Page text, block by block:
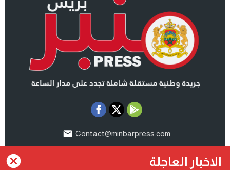
Contact@minbarpress.com
منبربريس - Minbarpress - جريدة و طنية دولية شاملة مستقلة © الاخبار العاجلة